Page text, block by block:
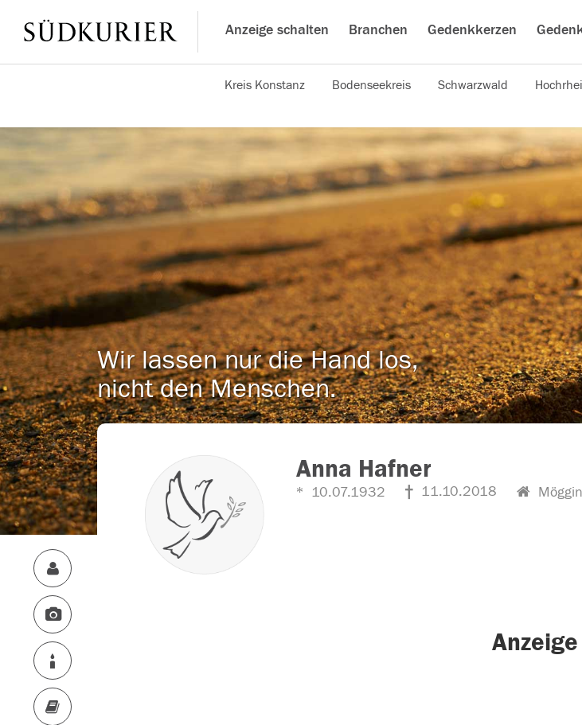
Anzeige schalten Branchen Gedenkkerzen
Kreis Konstanz Bodenseekreis Schwarzwald
Wir lassen nur die Hand los,
nicht den Menschen.
Anna Hafner
10.07.1932 11.10.2018
Anzeige